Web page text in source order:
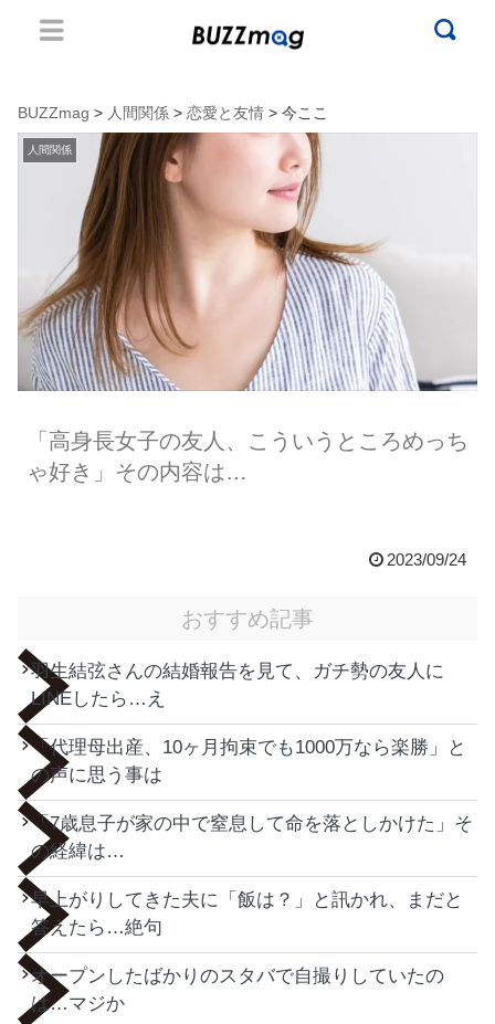
BUZZmag > 人間関係 > 恋愛と友情 > 今ここ
人間関係
「高身長女子の友人、こういうところめっち
ゃ好き」その内容は…
2023/09/24
おすすめ記事
羽生結弦さんの結婚報告を見て、ガチ勢の友人に
LINEしたら…え
「代理母出産、10ヶ月拘束でも1000万なら楽勝」と
の声に思う事は
「7歳息子が家の中で窒息して命を落としかけた」そ
の経緯は…
早上がりしてきた夫に「飯は？」と訊かれ、まだと
答えたら…絶句
オープンしたばかりのスタバで自撮りしていたの
は…マジか